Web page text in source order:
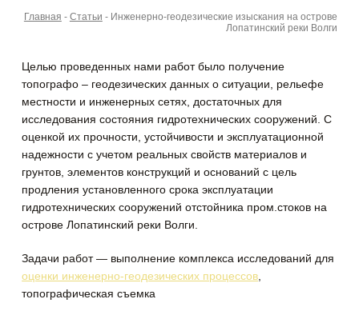
Главная - Статьи - Инженерно-геодезические изыскания на острове
Лопатинский реки Волги
Целью проведенных нами работ было получение
топографо – геодезических данных о ситуации, рельефе
местности и инженерных сетях, достаточных для
исследования состояния гидротехнических сооружений.С
оценкой их прочности, устойчивости и эксплуатационной
надежности с учетом реальных свойств материалов и
грунтов, элементов конструкций и оснований с цель
продления установленного срока эксплуатации
гидротехнических сооружений отстойника пром.стоков на
острове Лопатинский реки Волги.
Задачи работ — выполнение комплекса исследований для
оценки инженерно-геодезических процессов
топографическая съемка